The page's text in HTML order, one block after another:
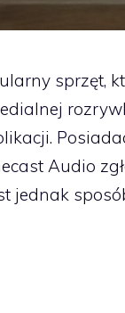
sprzęt,
Audio
jednak